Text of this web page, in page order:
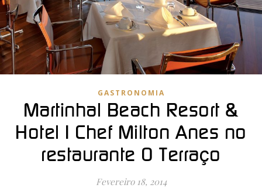
GASTRONOMIA
Martinhal Beach Resort &
Hotel | Chef Milton Anes no
restaurante O Terraço
Fevereiro 18, 2014